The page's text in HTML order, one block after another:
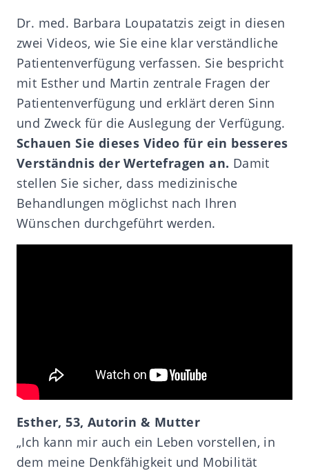
Dr. med. Barbara Loupatatzis zeigt in diesen
zwei Videos, wie Sie eine klar verständliche
Patientenverfügung verfassen. Sie bespricht
mit Esther und Martin zentrale Fragen der
Patientenverfügung und erklärt deren Sinn
und Zweck für die Auslegung der Verfügung.
Schauen Sie dieses Video für ein besseres
Verständnis der Wertefragen an. Damit
stellen Sie sicher, dass medizinische
Behandlungen möglichst nach Ihren
Wünschen durchgeführt werden.
Esther, 53, Autorin & Mutter
„Ich kann mir auch ein Leben vorstellen, in
dem meine Denkfähigkeit und Mobilität